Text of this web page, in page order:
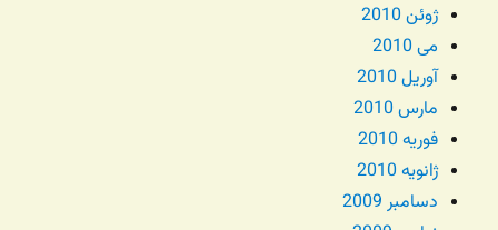
ژوئن 2010
می 2010
آوریل 2010
مارس 2010
فوریه 2010
ژانویه 2010
دسامبر 2009